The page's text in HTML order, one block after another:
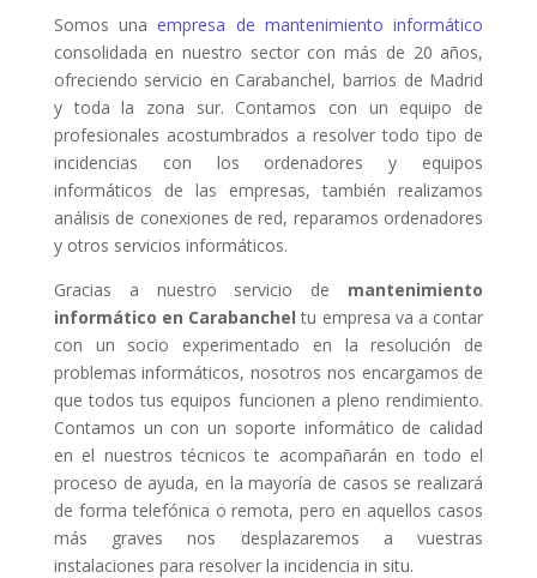
Somos una empresa de mantenimiento informático
consolidada en nuestro sector con más de 20 años,
ofreciendo servicio en Carabanchel, barrios de Madrid
y toda la zona sur. Contamos con un equipo de
profesionales acostumbrados a resolver todo tipo de
incidencias con los ordenadores y equipos
informáticos de las empresas, también realizamos
análisis de conexiones de red, reparamos ordenadores
y otros servicios informáticos.
Gracias a nuestro servicio de mantenimiento
informático en Carabanchel tu empresa va a contar
con un socio experimentado en la resolución de
problemas informáticos, nosotros nos encargamos de
que todos tus equipos funcionen a pleno rendimiento.
Contamos un con un soporte informático de calidad
en el nuestros técnicos te acompañarán en todo el
proceso de ayuda, en la mayoría de casos se realizará
de forma telefónica o remota, pero en aquellos casos
más graves nos desplazaremos a vuestras
instalaciones para resolver la incidencia in situ.